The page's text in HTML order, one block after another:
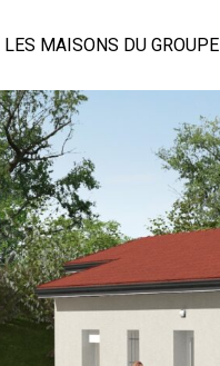
LES MAISONS DU GROUPE